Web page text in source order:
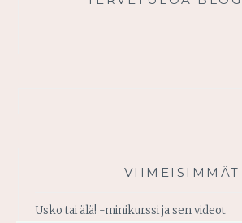
VIIMEISIMMÄT
Usko tai älä! -minikurssi ja sen videot